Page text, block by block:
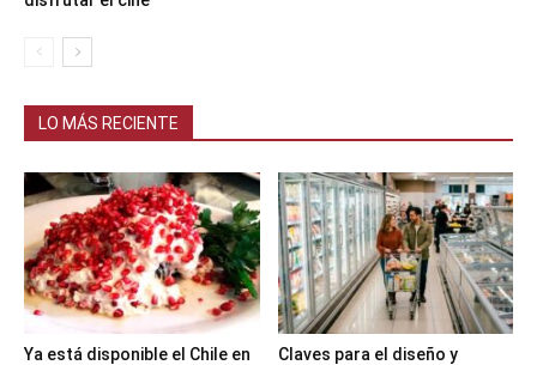
LO MÁS RECIENTE
Ya está disponible el Chile en
Claves para el diseño y